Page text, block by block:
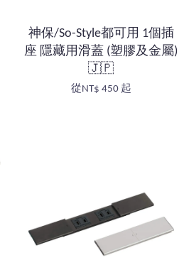
神保/So-Style都可用 1個插
座 隱藏用滑蓋 (塑膠及金屬)
🇯🇵
從NT$ 450 起